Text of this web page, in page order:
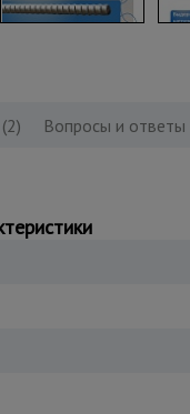
Вопросы и ответы